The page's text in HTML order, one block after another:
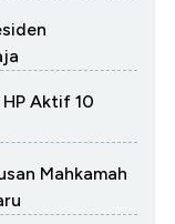
Aktif 10
Mahkamah